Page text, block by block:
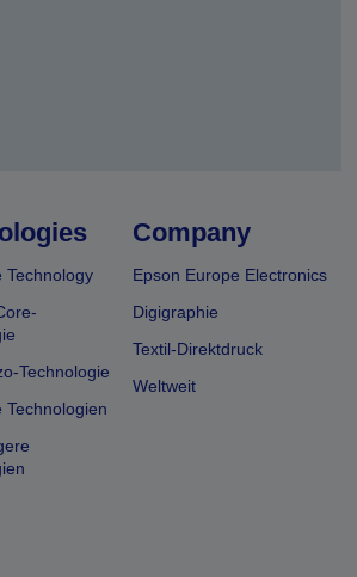
Technology
Technologie
Technologien
Company
Epson Europe Electronics
Digigraphie
Textil-Direktdruck
Weltweit